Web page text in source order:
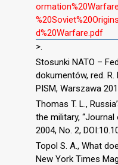
d%20Warfare.pdf
>.
Stosunki NATO –
dokumentów, red. R.
PISM, Warszawa
Thomas T. L.,
the military,
2004, No. 2,
Topol S. A., What
New York Times